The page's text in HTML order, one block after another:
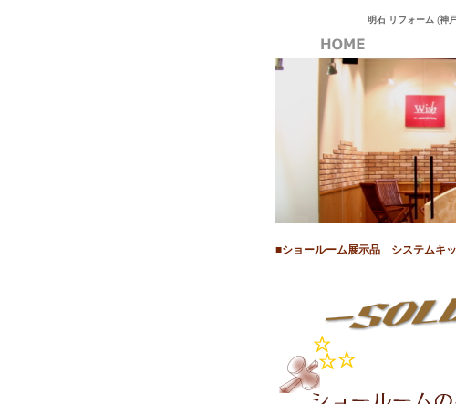
明石 リフォーム (神
■ショールーム展示品 システムキ